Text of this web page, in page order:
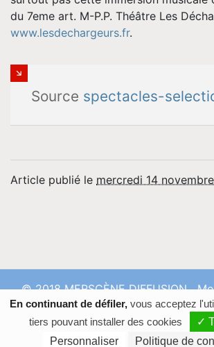
du 7eme art. M-P.P. Théâtre Les
www.lesdechargeurs.fr.
Source spectacles-
Article publié le mercredi 14
© 2018 MERSCÈNE DIFFUSION
Légales
Confidentialité
En continuant de défiler, vous acceptez
tiers pouvant installer des cookies
✓
Personnaliser
Politique de